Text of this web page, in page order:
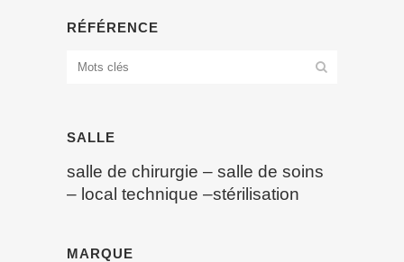
RÉFÉRENCE
SALLE
salle de chirurgie – salle de soins
– local technique –stérilisation
MARQUE